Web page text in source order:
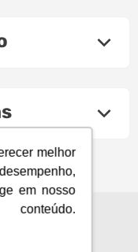
melhor
em nosso